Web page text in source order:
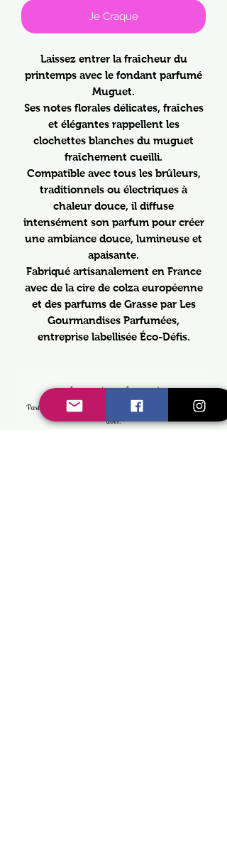
Je Craque
Laissez entrer la fraîcheur du
printemps avec le fondant parfumé
Muguet.
Ses notes florales délicates, fraîches
et élégantes rappellent les
clochettes blanches du muguet
fraîchement cueilli.
Compatible avec tous les brûleurs,
traditionnels ou électriques à
chaleur douce, il diffuse
intensément son parfum pour créer
une ambiance douce, lumineuse et
apaisante.
Fabriqué artisanalement en France
avec de la cire de colza européenne
et des parfums de Grasse par Les
Gourmandises Parfumées,
entreprise labellisée Éco-Défis.
Aucun avis pour le moment
Partagez votre expérience, soyez le premier à laisser un
avis.